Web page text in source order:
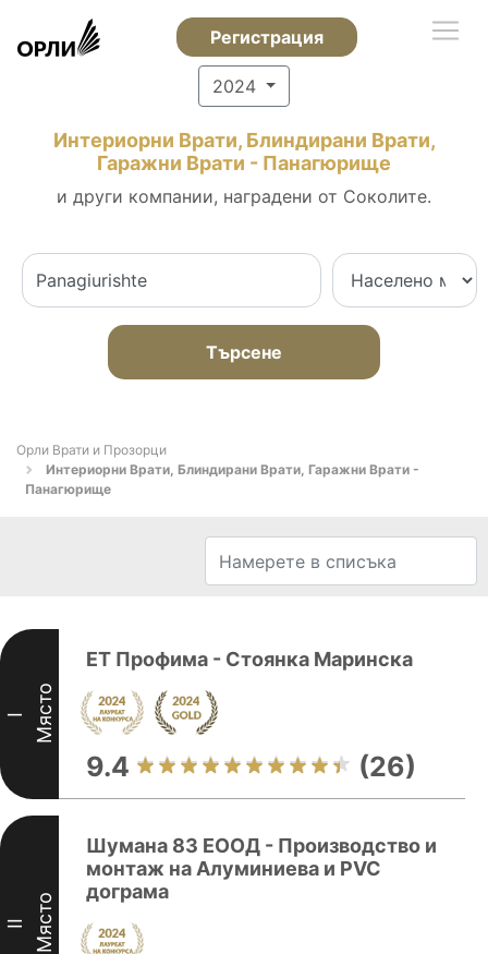
Регистрация
2024
Интериорни Врати, Блиндирани Врати,
Гаражни Врати - Панагюрище
и други компании, наградени от Соколите.
Търсене
Орли Врати и Прозорци
Интериорни Врати, Блиндирани Врати, Гаражни Врати -
Панагюрище
I Място
ЕТ Профима - Стоянка Маринска
9.4 (26)
II Място
Шумана 83 ЕООД - Производство и
монтаж на Алуминиева и PVC
дограма